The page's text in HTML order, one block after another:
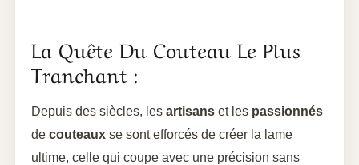
La Quête Du Couteau Le Plus
Tranchant :
Depuis des siècles, les artisans et les passionnés
de couteaux se sont efforcés de créer la lame
ultime, celle qui coupe avec une précision sans